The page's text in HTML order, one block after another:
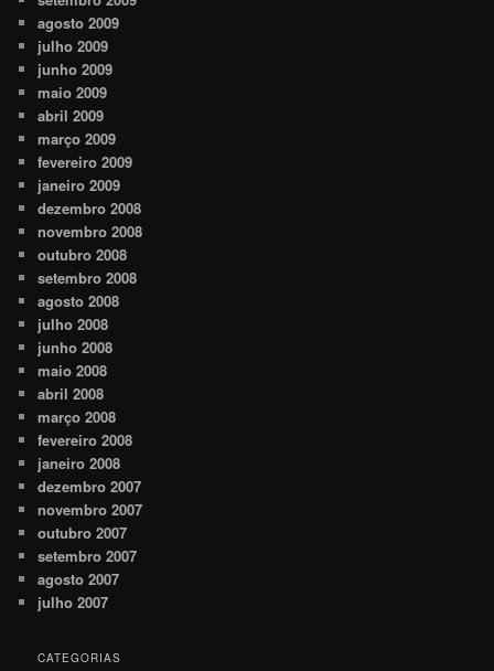
agosto 2009
julho 2009
junho 2009
maio 2009
abril 2009
março 2009
fevereiro 2009
janeiro 2009
dezembro 2008
novembro 2008
outubro 2008
setembro 2008
agosto 2008
julho 2008
junho 2008
maio 2008
abril 2008
março 2008
fevereiro 2008
janeiro 2008
dezembro 2007
novembro 2007
outubro 2007
setembro 2007
agosto 2007
julho 2007
CATEGORIAS